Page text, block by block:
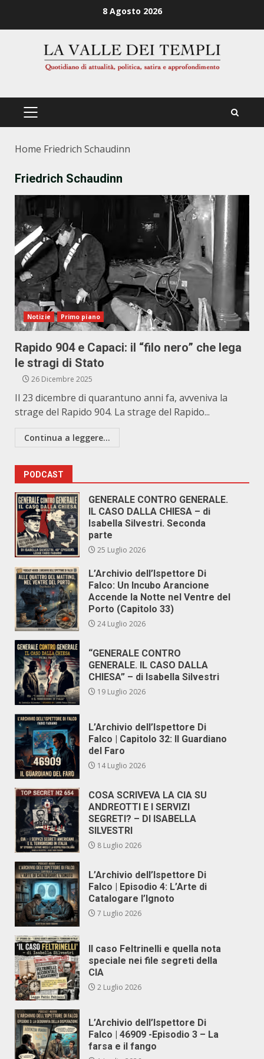
8 Agosto 2026
PRIMÄRES
Home Friedrich Schaudinn
Friedrich Schaudinn
Notizie Primo piano
Rapido 904 e Capaci: il “filo nero” che lega
le stragi di Stato
26 Dicembre 2025
Il 23 dicembre di quarantuno anni fa, avveniva la
strage del Rapido 904. La strage del Rapido...
Continua a leggere...
PODCAST
GENERALE CONTRO GENERALE.
IL CASO DALLA CHIESA – di
Isabella Silvestri. Seconda
parte
25 Luglio 2026
L’Archivio dell’Ispettore Di
Falco: Un Incubo Arancione
Accende la Notte nel Ventre del
Porto (Capitolo 33)
24 Luglio 2026
“GENERALE CONTRO
GENERALE. IL CASO DALLA
CHIESA” – di Isabella Silvestri
19 Luglio 2026
L’Archivio dell’Ispettore Di
Falco | Capitolo 32: Il Guardiano
del Faro
14 Luglio 2026
COSA SCRIVEVA LA CIA SU
ANDREOTTI E I SERVIZI
SEGRETI? – DI ISABELLA
SILVESTRI
8 Luglio 2026
L’Archivio dell’Ispettore Di
Falco | Episodio 4: L’Arte di
Catalogare l’Ignoto
7 Luglio 2026
Il caso Feltrinelli e quella nota
speciale nei file segreti della
CIA
2 Luglio 2026
L’Archivio dell’Ispettore Di
Falco | 46909 -Episodio 3 – La
farsa e il fango